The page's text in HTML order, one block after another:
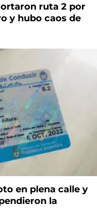
ruta 2 por
y hubo caos de
en plena calle y
la